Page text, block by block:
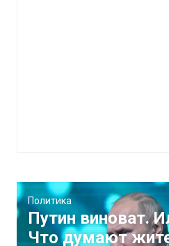
Политика
Путин виноват.
Что думают